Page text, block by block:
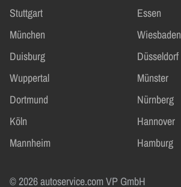
Stuttgart
Essen
München
Wiesbaden
Duisburg
Düsseldorf
Wuppertal
Münster
Dortmund
Nürnberg
Köln
Hannover
Mannheim
Hamburg
© 2026 autoservice.com VP GmbH